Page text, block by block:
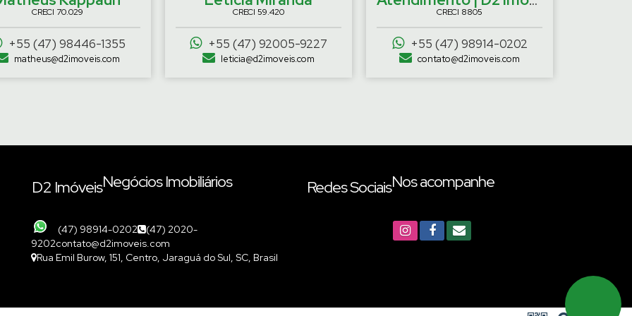
CRECI 70.029
+55 (47) 98446-1355
matheus@d2imoveis.com
CRECI 59.420
+55 (47) 92005-9227
leticia@d2imoveis.com
CRECI 8805
+55 (47) 98914-0202
contato@d2imoveis.com
D2 ImóveisNegócios Imobiliários
(47) 98914-0202
(47) 2020-
9202contato@d2imoveis.com
Rua Emil Burow, 151, Centro, Jaraguá do Sul, SC, Brasil
Redes SociaisNos acompanhe